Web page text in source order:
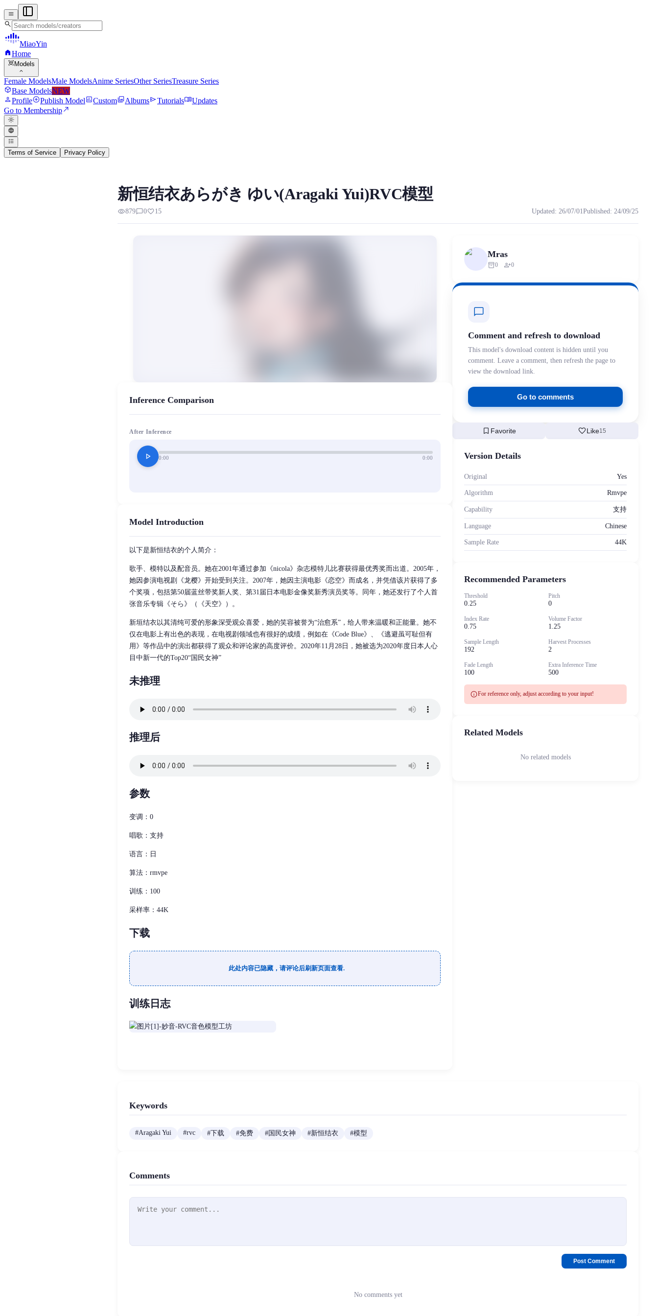
menu
search
MiaoYin
homeHome
view_in_ar Models
expand_more
Female ModelsMale ModelsAnime SeriesOther SeriesTreasure Series
deployed_codeBase ModelsNEW
personProfileadd_circlePublish ModelassessmentCustomphoto_libraryAlbumssendTutorialsmenu_bookUpdates
Go to Membershipnorth_east
light_mode
language
format_list_bulleted
Terms of Service Privacy Policy
Preview, model details, and download information for Aragaki Yui RVC Voice Model on MiaoYin. Tags: Aragaki Yui, rvc, 下载, 免费, 国民女神.
以下是新恒结衣的个人简介： 歌手、模特以及配音员。她在2001年通过参加《nicola》杂志模特儿比赛获得最优秀奖而出道。2005年，她因参演电视剧《龙樱》
新恒结衣あらがき ゆい(Aragaki Yui)RVC模型
visibility879chat_bubble_outline0favorite15 Updated: 26/07/01Published: 24/09/25
Inference Comparison
After Inference
play_arrow 0:00 0:00
Model Introduction
以下是新恒结衣的个人简介：
歌手、模特以及配音员。她在2001年通过参加《nicola》杂志模特儿比赛获得最优秀奖而出道。2005年，
她因参演电视剧《龙樱》开始受到关注。2007年，她因主演电影《恋空》而成名，并凭借该片获得了多
个奖项，包括第50届蓝丝带奖新人奖、第31届日本电影金像奖新秀演员奖等。同年，她还发行了个人首
张音乐专辑《そら》（《天空》）。
新垣结衣以其清纯可爱的形象深受观众喜爱，她的笑容被誉为“治愈系”，给人带来温暖和正能量。她不
仅在电影上有出色的表现，在电视剧领域也有很好的成绩，例如在《Code Blue》、《逃避虽可耻但有
用》等作品中的演出都获得了观众和评论家的高度评价。2020年11月28日，她被选为2020年度日本人心
目中新一代的Top20“国民女神”
未推理
推理后
参数
变调：0
唱歌：支持
语言：日
算法：rmvpe
训练：100
采样率：44K
下载
此处内容已隐藏，请评论后刷新页面查看.
训练日志
Mras
inventory_20 person_add0
chat_bubble
Comment and refresh to download
This model's download content is hidden until you
comment. Leave a comment, then refresh the page to
view the download link.
Go to comments
bookmark Favorite favoriteLike15
Version Details
Original Yes
Algorithm Rmvpe
Capability 支持
Language Chinese
Sample Rate 44K
Recommended Parameters
Threshold
0.25
Pitch
0
Index Rate
0.75
Volume Factor
1.25
Sample Length
192
Harvest Processes
2
Fade Length
100
Extra Inference Time
500
infoFor reference only, adjust according to your input!
Related Models
No related models
Keywords
#Aragaki Yui #rvc #下载 #免费 # 国民女神 #新恒结衣 #模型
Comments
Post Comment
No comments yet